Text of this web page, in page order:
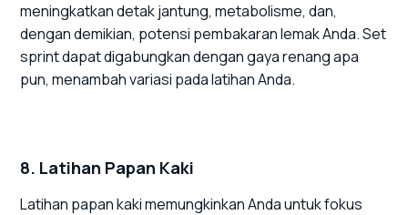
meningkatkan detak jantung, metabolisme, dan,
dengan demikian, potensi pembakaran lemak Anda. Set
sprint dapat digabungkan dengan gaya renang apa
pun, menambah variasi pada latihan Anda.
8. Latihan Papan Kaki
Latihan papan kaki memungkinkan Anda untuk fokus